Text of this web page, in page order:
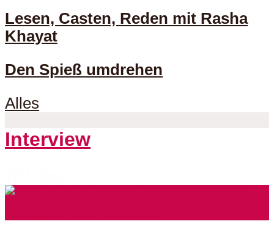
Lesen, Casten, Reden mit Rasha
Khayat
Den Spieß umdrehen
Alles
Interview